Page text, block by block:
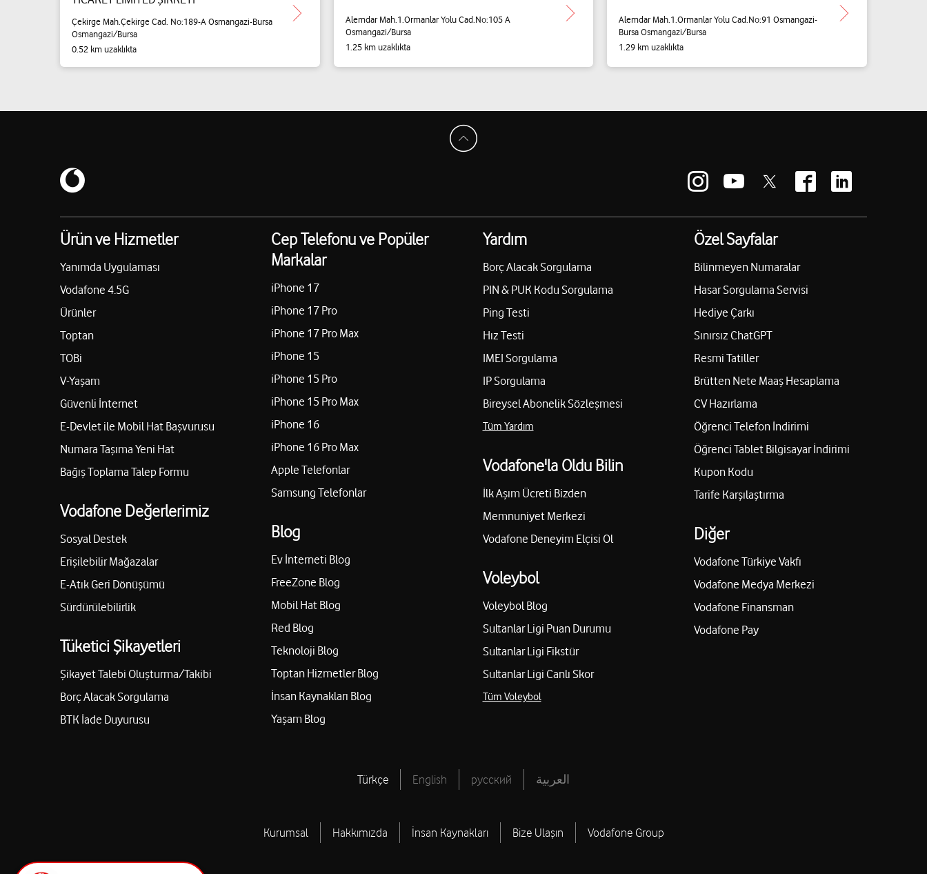
Çekirge Mah.Çekirge Cad. No:189-A Osmangazi-Bursa
Osmangazi/Bursa
0.52 km uzaklıkta
Alemdar Mah.1.Ormanlar Yolu Cad.No:105 A
Osmangazi/Bursa
1.25 km uzaklıkta
Alemdar Mah.1.Ormanlar Yolu Cad.No:91 Osmangazi-
Bursa Osmangazi/Bursa
1.29 km uzaklıkta
Ürün ve Hizmetler
Yanımda Uygulaması
Vodafone 4.5G
Ürünler
Toptan
TOBi
V-Yaşam
Güvenli İnternet
E-Devlet ile Mobil Hat Başvurusu
Numara Taşıma Yeni Hat
Bağış Toplama Talep Formu
Vodafone Değerlerimiz
Sosyal Destek
Erişilebilir Mağazalar
E-Atık Geri Dönüşümü
Sürdürülebilirlik
Tüketici Şikayetleri
Şikayet Talebi Oluşturma/Takibi
Borç Alacak Sorgulama
BTK İade Duyurusu
Cep Telefonu ve Popüler
Markalar
iPhone 17
iPhone 17 Pro
iPhone 17 Pro Max
iPhone 15
iPhone 15 Pro
iPhone 15 Pro Max
iPhone 16
iPhone 16 Pro Max
Apple Telefonlar
Samsung Telefonlar
Blog
Ev İnterneti Blog
FreeZone Blog
Mobil Hat Blog
Red Blog
Teknoloji Blog
Toptan Hizmetler Blog
İnsan Kaynakları Blog
Yaşam Blog
Yardım
Borç Alacak Sorgulama
PIN & PUK Kodu Sorgulama
Ping Testi
Hız Testi
IMEI Sorgulama
IP Sorgulama
Bireysel Abonelik Sözleşmesi
Tüm Yardım
Vodafone'la Oldu Bilin
İlk Aşım Ücreti Bizden
Memnuniyet Merkezi
Vodafone Deneyim Elçisi Ol
Voleybol
Voleybol Blog
Sultanlar Ligi Puan Durumu
Sultanlar Ligi Fikstür
Sultanlar Ligi Canlı Skor
Tüm Voleybol
Özel Sayfalar
Bilinmeyen Numaralar
Hasar Sorgulama Servisi
Hediye Çarkı
Sınırsız ChatGPT
Resmi Tatiller
Brütten Nete Maaş Hesaplama
CV Hazırlama
Öğrenci Telefon İndirimi
Öğrenci Tablet Bilgisayar İndirimi
Kupon Kodu
Tarife Karşılaştırma
Diğer
Vodafone Türkiye Vakfı
Vodafone Medya Merkezi
Vodafone Finansman
Vodafone Pay
Türkçe English русский العربية
Kurumsal Hakkımızda İnsan Kaynakları Bize Ulaşın Vodafone Group